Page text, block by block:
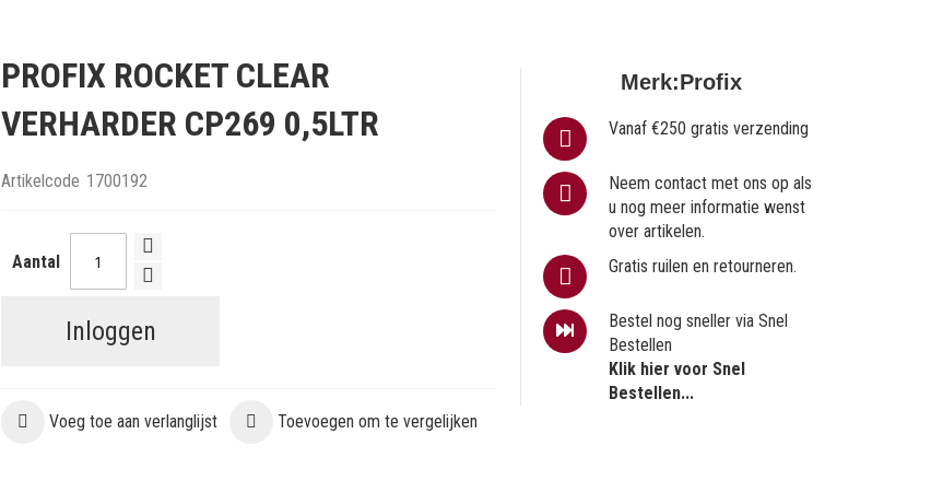
PROFIX ROCKET CLEAR
VERHARDER CP269 0,5LTR
Artikelcode 1700192
Aantal
Inloggen
Voeg toe aan verlanglijst Toevoegen om te vergelijken
Merk:Profix
Vanaf €250 gratis verzending
Neem contact met ons op als
u nog meer informatie wenst
over artikelen.
Gratis ruilen en retourneren.
Bestel nog sneller via Snel
Bestellen
Klik hier voor Snel
Bestellen...